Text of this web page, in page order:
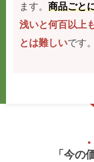
ます。商品ごと
浅いと何百以上
とは難しいです。
「今の